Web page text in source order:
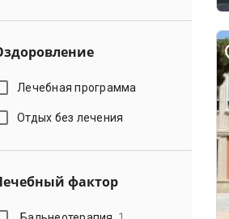
Лечебная программа
Отдых без лечения
фактор